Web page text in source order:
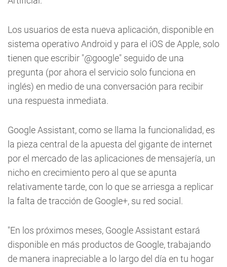
Los usuarios de esta nueva aplicación, disponible en
sistema operativo Android y para el iOS de Apple, solo
tienen que escribir "@google" seguido de una
pregunta (por ahora el servicio solo funciona en
inglés) en medio de una conversación para recibir
una respuesta inmediata.
Google Assistant, como se llama la funcionalidad, es
la pieza central de la apuesta del gigante de internet
por el mercado de las aplicaciones de mensajería, un
nicho en crecimiento pero al que se apunta
relativamente tarde, con lo que se arriesga a replicar
la falta de tracción de Google+, su red social.
"En los próximos meses, Google Assistant estará
disponible en más productos de Google, trabajando
de manera inapreciable a lo largo del día en tu hogar